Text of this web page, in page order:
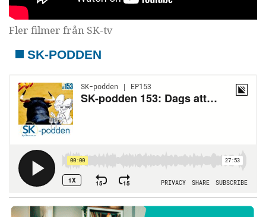
Fler filmer från SK-tv
SK-PODDEN